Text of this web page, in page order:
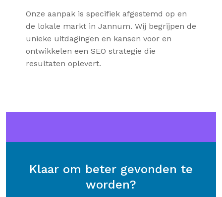
Onze aanpak is specifiek afgestemd op en
de lokale markt in Jannum. Wij begrijpen de
unieke uitdagingen en kansen voor en
ontwikkelen een SEO strategie die
resultaten oplevert.
Klaar om beter gevonden te
worden?